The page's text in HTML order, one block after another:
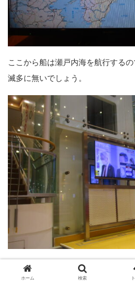
ここから船は瀬戸内海を航行する
滅多に無いでしょう。
船内のテレビはBS放送が一般的で
中も地上波が流れていました。こ
ホーム 検索